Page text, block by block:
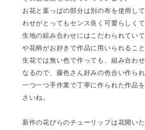
お花と葉っぱの部分は別の布を使用し
わせがとってもセンス良く可愛らしくて
生地の組み合わせにはこだわられてい
や花柄がお好きで作品に用いられるこ
生花では無い色で作っても、組み合わ
なるので、藤色さん好みの色合い作られ
一つ一つ手作業で丁寧に作られた作品
さいね。
新作の花びらのチューリップは花開い